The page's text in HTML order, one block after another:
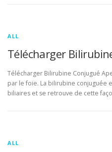
ALL
Télécharger
Télécharger Bilirubine Conjugué
par le foie. La bilirubine conjuguée
biliaires et se retrouve de cette
ALL